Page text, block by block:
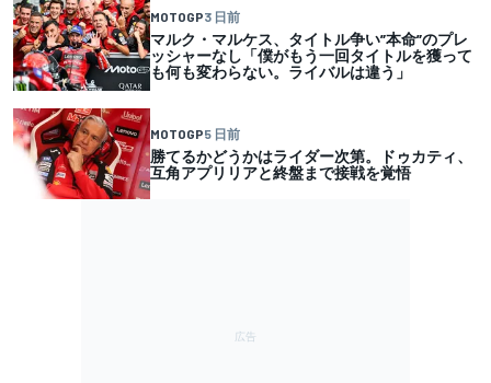
MOTOGP3 日前
マルク・マルケス、タイトル争い”本命”のプレ
ッシャーなし「僕がもう一回タイトルを獲って
も何も変わらない。ライバルは違う」
MOTOGP5 日前
勝てるかどうかはライダー次第。ドゥカティ、
互角アプリリアと終盤まで接戦を覚悟